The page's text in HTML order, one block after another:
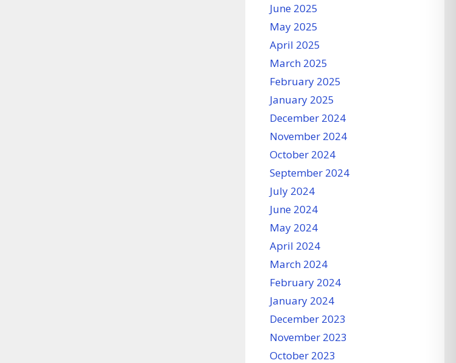
June 2025
May 2025
April 2025
March 2025
February 2025
January 2025
December 2024
November 2024
October 2024
September 2024
July 2024
June 2024
May 2024
April 2024
March 2024
February 2024
January 2024
December 2023
November 2023
October 2023